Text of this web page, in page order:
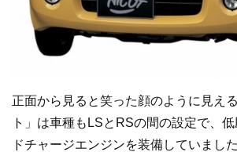
正面から見ると笑った顔のように見え
ト」は車種もLSとRSの間の設定で、
ドチャージエンジンを装備していました